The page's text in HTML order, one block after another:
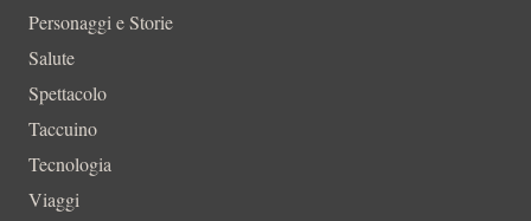
Personaggi e Storie
Salute
Spettacolo
Taccuino
Tecnologia
Viaggi